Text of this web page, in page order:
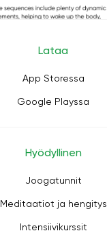
Lataa
App Storessa
Google Playssa
Hyödyllinen
Joogatunnit
Meditaatiot ja hengitys
Intensiivikurssit